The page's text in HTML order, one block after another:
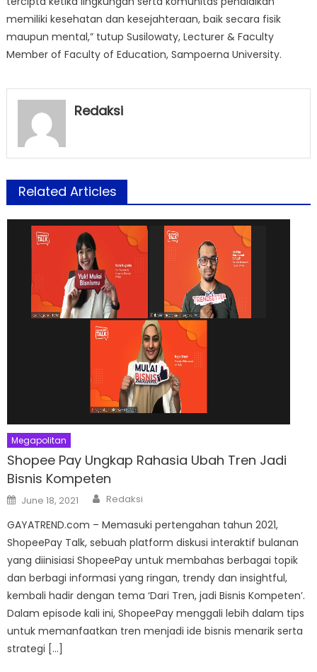
memiliki kesehatan dan kesejahteraan, baik secara fisik
maupun mental,” tutup Susilowaty, Lecturer & Faculty
Member of Faculty of Education, Sampoerna University.
Redaksi
Related Articles
Megapolitan
Shopee Pay Ungkap Rahasia Ubah Tren Jadi
Bisnis Kompeten
Posted
on
June 18, 2021 Author
Redaksi
GAYATREND.com – Memasuki pertengahan tahun 2021,
ShopeePay Talk, sebuah platform diskusi interaktif bulanan
yang diinisiasi ShopeePay untuk membahas berbagai topik
dan berbagi informasi yang ringan, trendy dan insightful,
kembali hadir dengan tema ‘Dari Tren, jadi Bisnis Kompeten’.
Dalam episode kali ini, ShopeePay menggali lebih dalam tips
untuk memanfaatkan tren menjadi ide bisnis menarik serta
strategi […]